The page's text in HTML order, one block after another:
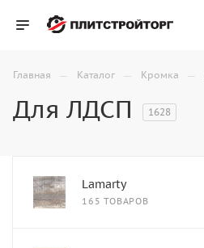
Главная — Каталог — Кромка —
Для ЛДСП 1628
Lamarty
165 ТОВАРОВ